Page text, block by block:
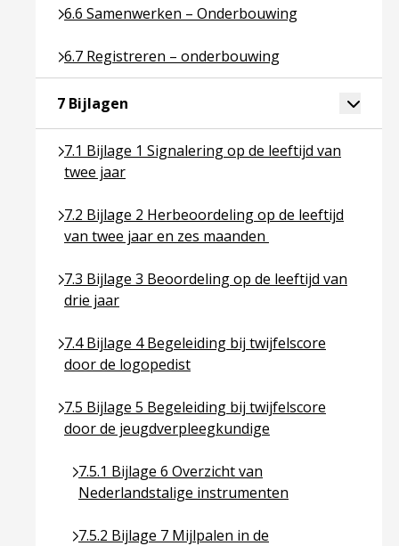
6.6 Samenwerken – Onderbouwing
Ga naar pagina over 6.6 Samenwerken –
6.7 Registreren – onderbouwing
Ga naar pagina over 6.7 Registreren –
7 Bijlagen Toggle
7.1 Bijlage 1 Signalering op de leeftijd van
twee jaar
Ga naar pagina over 7.1 Bijlage 1 Signalering op de
7.2 Bijlage 2 Herbeoordeling op de leeftijd
van twee jaar en zes maanden
Ga naar pagina over 7.2 Bijlage 2 Herbeoordeling
7.3 Bijlage 3 Beoordeling op de leeftijd van
drie jaar
Ga naar pagina over 7.3 Bijlage 3 Beoordeling op
7.4 Bijlage 4 Begeleiding bij twijfelscore
door de logopedist
Ga naar pagina over 7.4 Bijlage 4 Begeleiding bij
7.5 Bijlage 5 Begeleiding bij twijfelscore
door de jeugdverpleegkundige
Ga naar pagina over 7.5 Bijlage 5 Begeleiding bij
7.5.1 Bijlage 6 Overzicht van
Nederlandstalige instrumenten
Ga naar pagina over 7.5.1 Bijlage 6 Overzicht
7.5.2 Bijlage 7 Mijlpalen in de
Ga naar pagina over 7.5.2 Bijlage 7 Mijlpalen in